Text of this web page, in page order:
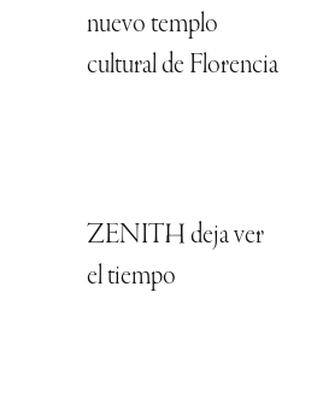
nuevo templo
cultural de Florencia
ZENITH deja ver
el tiempo